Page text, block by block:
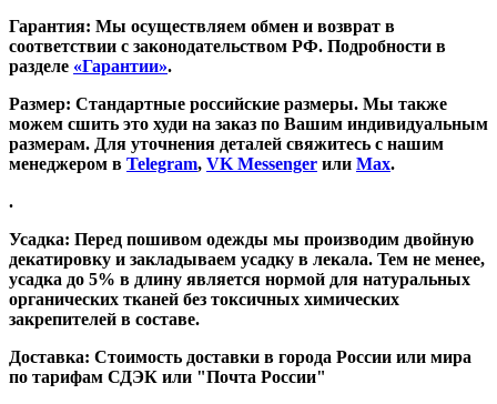
Гарантия: Мы осуществляем обмен и возврат в
соответствии с законодательством РФ. Подробности в
разделе «Гарантии».
Размер: Стандартные российские размеры. Мы также
можем сшить это худи на заказ по Вашим индивидуальным
размерам. Для уточнения деталей свяжитесь с нашим
менеджером в Telegram, VK Messenger или Max.
.
Усадка: Перед пошивом одежды мы производим двойную
декатировку и закладываем усадку в лекала. Тем не менее,
усадка до 5% в длину является нормой для натуральных
органических тканей без токсичных химических
закрепителей в составе.
Доставка: Стоимость доставки в города России или мира
по тарифам СДЭК или "Почта России"